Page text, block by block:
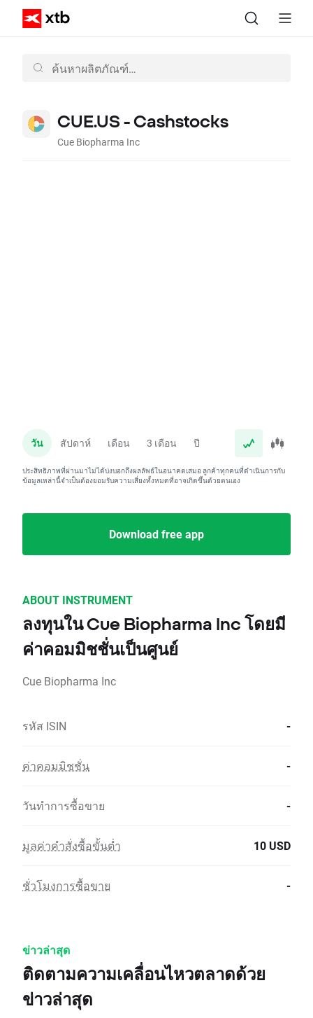
CUE.US - Cashstocks
Cue Biopharma Inc
วัน สัปดาห์ เดือน 3 เดือน ปี
ประสิทธิภาพที่ผ่านมาไม่ได้บ่งบอกถึงผลลัพธ์ในอนาคตเสมอ ลูกค้าทุกคนที่ดำเนินการกับ
ข้อมูลเหล่านี้จำเป็นต้องยอมรับความเสี่ยงทั้งหมดที่อาจเกิดขึ้นด้วยตนเอง
Download free app
ABOUT INSTRUMENT
ลงทุนใน Cue Biopharma Inc โดยมี
ค่าคอมมิชชั่นเป็นศูนย์
Cue Biopharma Inc
รหัส ISIN -
ค่าคอมมิชชั่น -
วันทำการซื้อขาย -
มูลค่าคำสั่งซื้อขั้นต่ำ 10 USD
ชั่วโมงการซื้อขาย -
ข่าวล่าสุด
ติดตามความเคลื่อนไหวตลาดด้วย
ข่าวล่าสุด